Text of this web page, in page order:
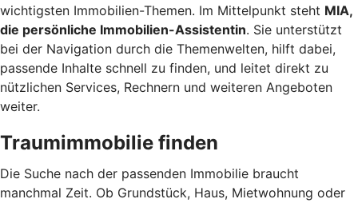
wichtigsten Immobilien-Themen. Im Mittelpunkt steht MIA,
die persönliche Immobilien-Assistentin. Sie unterstützt
bei der Navigation durch die Themenwelten, hilft dabei,
passende Inhalte schnell zu finden, und leitet direkt zu
nützlichen Services, Rechnern und weiteren Angeboten
weiter.
Traumimmobilie finden
Die Suche nach der passenden Immobilie braucht
manchmal Zeit. Ob Grundstück, Haus, Mietwohnung oder